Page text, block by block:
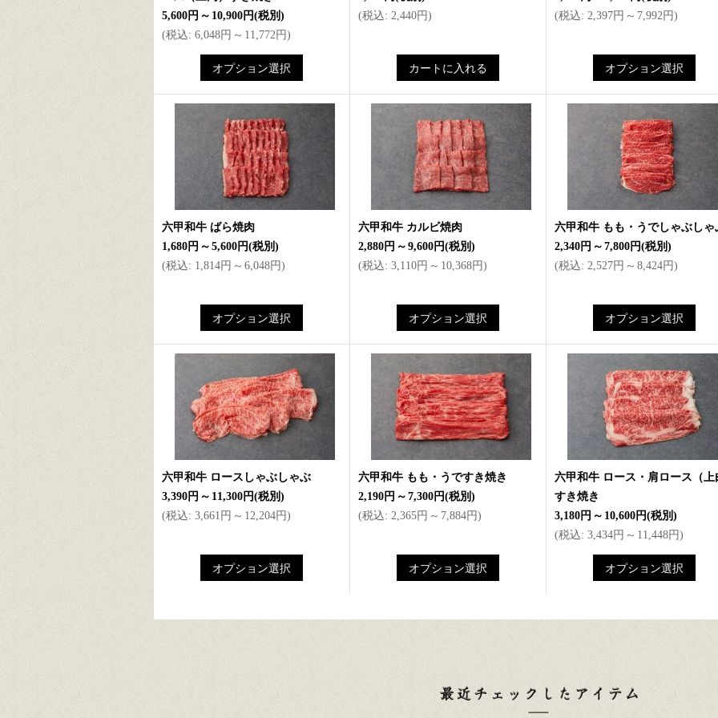
5,600円 ～ 10,900円(税別)
(税込: 6,048円 ～ 11,772円)
(税込: 2,440円)
(税込: 2,397円 ～ 7,992円)
六甲和牛 ばら焼肉
1,680円 ～ 5,600円(税別)
(税込: 1,814円 ～ 6,048円)
六甲和牛 カルビ焼肉
2,880円 ～ 9,600円(税別)
(税込: 3,110円 ～ 10,368円)
六甲和牛 もも・うでしゃぶしゃ
2,340円 ～ 7,800円(税別)
(税込: 2,527円 ～ 8,424円)
六甲和牛 ロースしゃぶしゃぶ
3,390円 ～ 11,300円(税別)
(税込: 3,661円 ～ 12,204円)
六甲和牛 もも・うですき焼き
2,190円 ～ 7,300円(税別)
(税込: 2,365円 ～ 7,884円)
六甲和牛 ロース・肩ロース（上
すき焼き
3,180円 ～ 10,600円(税別)
(税込: 3,434円 ～ 11,448円)